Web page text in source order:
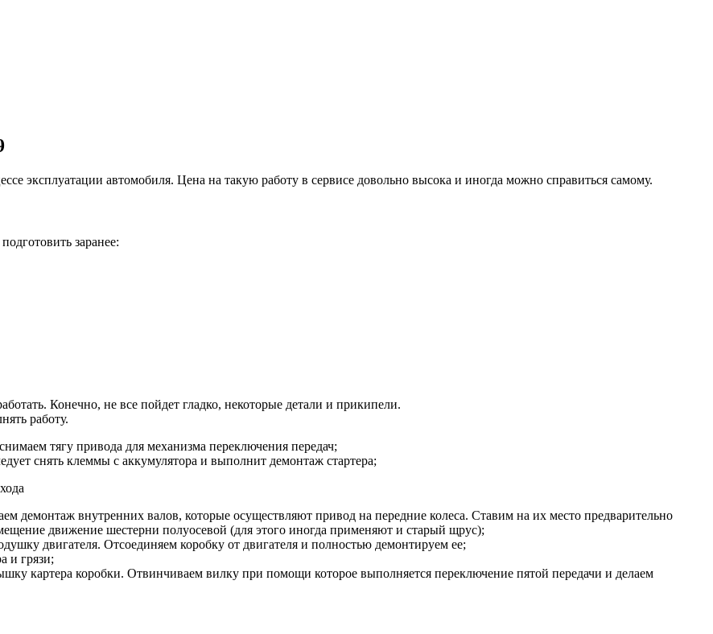
эксплуатации автомобиля. Цена на такую работу в сервисе довольно высока и иногда можно справиться самому.
заранее:
Конечно, не все пойдет гладко, некоторые детали и прикипели.
работу.
тягу привода для механизма переключения передач;
снять клеммы с аккумулятора и выполнит демонтаж стартера;
демонтаж внутренних валов, которые осуществляют привод на передние колеса. Ставим на их место предварительно
движение шестерни полуосевой (для этого иногда применяют и старый щрус);
двигателя. Отсоединяем коробку от двигателя и полностью демонтируем ее;
и грязи;
картера коробки. Отвинчиваем вилку при помощи которое выполняется переключение пятой передачи и делаем